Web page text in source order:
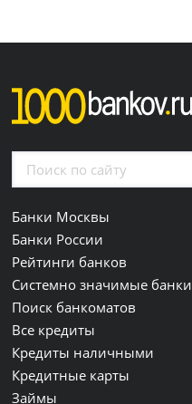
Банки Москвы
Банки России
Рейтинги банков
Системно значимые банки
Поиск банкоматов
Все кредиты
Кредиты наличными
Кредитные карты
Займы